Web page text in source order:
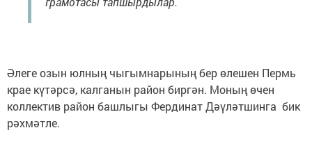
Әлеге озын юлның чыгымнарының бер өлешен Пермь
крае күтәрсә, калганын район биргән. Моның өчен
коллектив район башлыгы Фердинат Дәүләтшинга бик
рәхмәтле.